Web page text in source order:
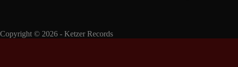
Copyright © 2026 - Ketzer Records